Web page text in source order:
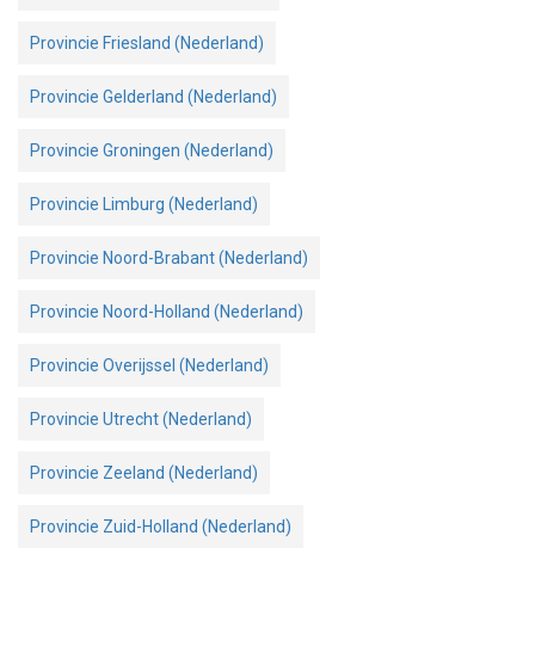
Provincie Friesland (Nederland)
Provincie Gelderland (Nederland)
Provincie Groningen (Nederland)
Provincie Limburg (Nederland)
Provincie Noord-Brabant (Nederland)
Provincie Noord-Holland (Nederland)
Provincie Overijssel (Nederland)
Provincie Utrecht (Nederland)
Provincie Zeeland (Nederland)
Provincie Zuid-Holland (Nederland)